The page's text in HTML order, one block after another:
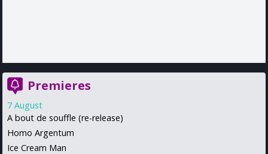
Premieres
7 August
A bout de souffle (re-release)
Homo Argentum
Ice Cream Man